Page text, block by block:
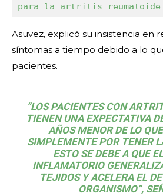
para la artritis reumatoide
Asuvez, explicó su insistencia en
síntomas a tiempo debido a lo
pacientes.
“LOS PACIENTES CON
TIENEN UNA EXPECTATIVA
AÑOS MENOR DE LO
SIMPLEMENTE POR TENER
ESTO SE DEBE A QUE
INFLAMATORIO
TEJIDOS Y ACELERA EL
ORGANISMO”,